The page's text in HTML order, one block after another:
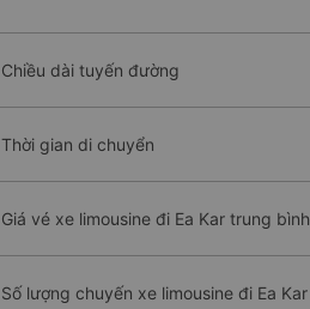
Chiều dài tuyến đường
Thời gian di chuyển
Giá vé xe limousine đi Ea Kar trung bình
Số lượng chuyến xe limousine đi Ea Kar